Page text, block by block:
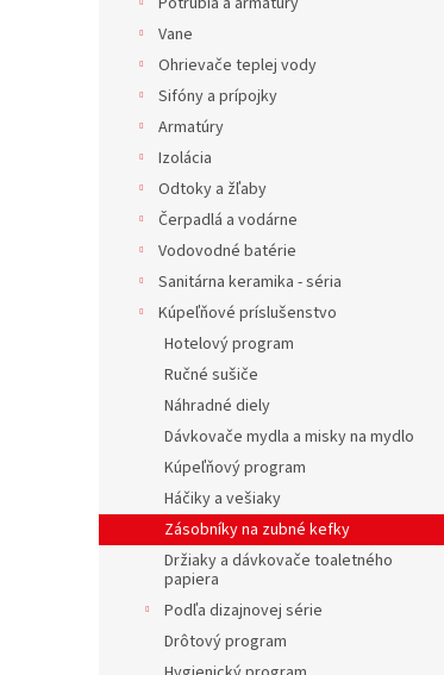
Vane
Ohrievače teplej vody
Sifóny a prípojky
Armatúry
Izolácia
Odtoky a žľaby
Čerpadlá a vodárne
Vodovodné batérie
Sanitárna keramika - séria
Kúpeľňové príslušenstvo
Hotelový program
Ručné sušiče
Náhradné diely
Dávkovače mydla a misky na mydlo
Kúpeľňový program
Háčiky a vešiaky
Zásobníky na zubné kefky
Držiaky a dávkovače toaletného
papiera
Podľa dizajnovej série
Drôtový program